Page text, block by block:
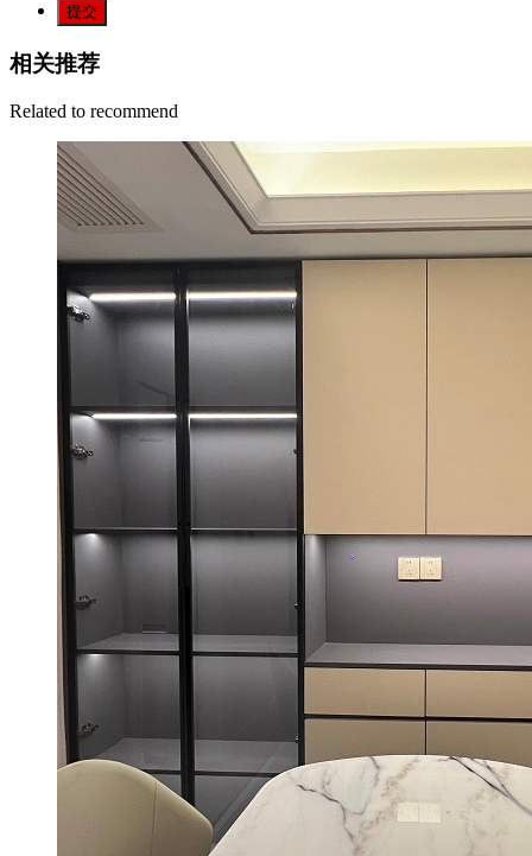
提交
相关推荐
Related to recommend